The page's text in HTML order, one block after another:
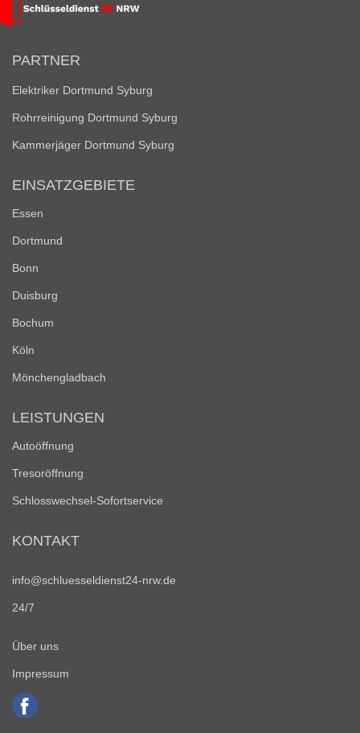
PARTNER
Elektriker Dortmund Syburg
Rohrreinigung Dortmund Syburg
Kammerjäger Dortmund Syburg
EINSATZGEBIETE
Essen
Dortmund
Bonn
Duisburg
Bochum
Köln
Mönchengladbach
LEISTUNGEN
Autoöffnung
Tresoröffnung
Schlosswechsel-Sofortservice
KONTAKT
info@schluesseldienst24-nrw.de
24/7
Über uns
Impressum